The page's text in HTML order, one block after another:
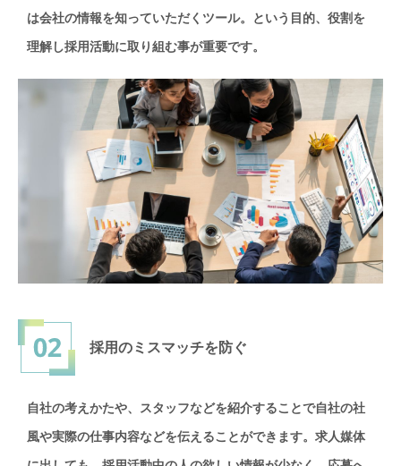
は会社の情報を知っていただくツール。という目的、役割を
理解し採用活動に取り組む事が重要です。
採用のミスマッチを防ぐ
自社の考えかたや、スタッフなどを紹介することで自社の社
風や実際の仕事内容などを伝えることができます。求人媒体